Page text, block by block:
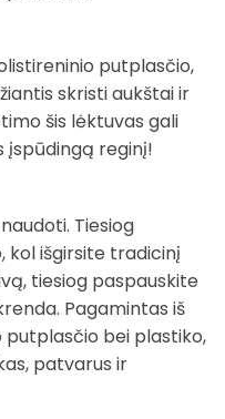
putplasčio,
skristi aukštai ir
šis lėktuvas gali
įspūdingą reginį!
Tiesiog
kol išgirsite tradicinį
tiesiog paspauskite
Pagamintas iš
putplasčio bei plastiko,
patvarus ir